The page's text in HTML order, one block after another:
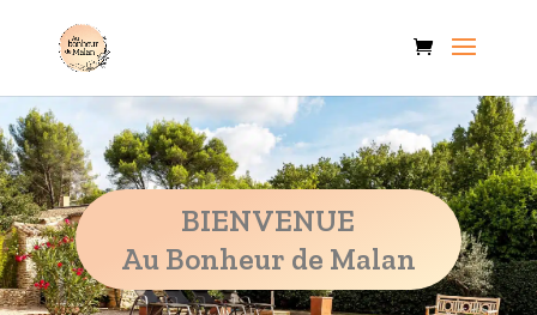
BIENVENUE
Au Bonheur de Malan